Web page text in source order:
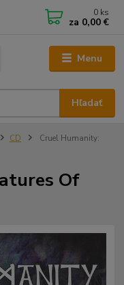
Menu
Hľadať
0 ks
za 0,00 €
CD
Cruel Humanity:
Of